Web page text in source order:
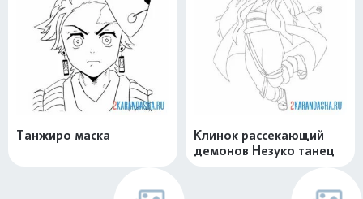
Танжиро маска
Клинок рассекающий
демонов Незуко танец